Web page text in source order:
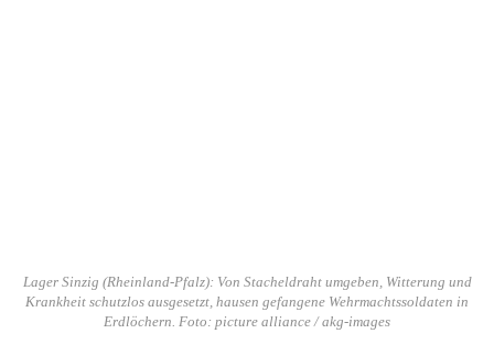
Lager Sinzig (Rheinland-Pfalz): Von Stacheldraht umgeben, Witterung und
Krankheit schutzlos ausgesetzt, hausen gefangene Wehrmachtssoldaten in
Erdlöchern. Foto: picture alliance / akg-images